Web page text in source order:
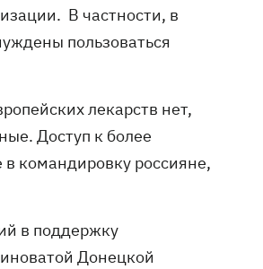
В частности, в
пользоваться
лекарств нет,
Доступ к более
командировку россияне,
в поддержку
Донецкой